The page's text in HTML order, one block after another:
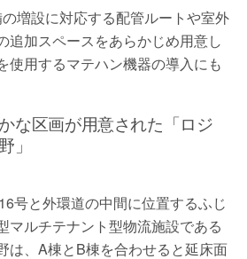
増設に対応する配管ルートや室外
追加スペースをあらかじめ用意し
使用するマテハン機器の導入にも
な区画が用意された「ロジ
」
号と外環道の中間に位置するふじ
マルチテナント型物流施設である
は、A棟とB棟を合わせると延床面